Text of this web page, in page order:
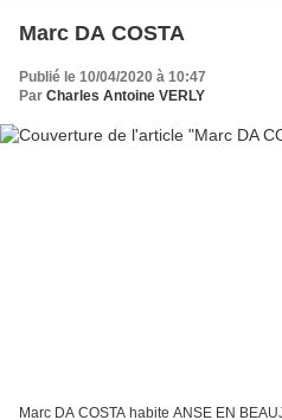
Marc DA COSTA
Publié le 10/04/2020 à 10:47
Par Charles Antoine VERLY
Marc DA COSTA habite ANSE EN